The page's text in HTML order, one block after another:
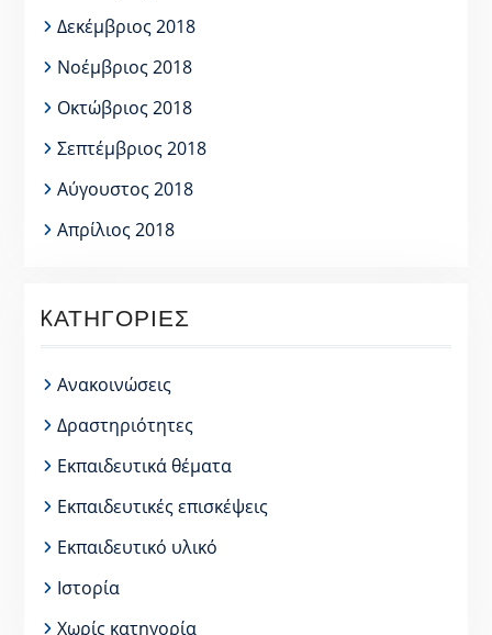
Δεκέμβριος 2018
Νοέμβριος 2018
Οκτώβριος 2018
Σεπτέμβριος 2018
Αύγουστος 2018
Απρίλιος 2018
KΑΤΗΓΟΡΊΕΣ
Ανακοινώσεις
Δραστηριότητες
Εκπαιδευτικά θέματα
Εκπαιδευτικές επισκέψεις
Εκπαιδευτικό υλικό
Ιστορία
Χωρίς κατηγορία